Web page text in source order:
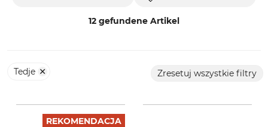
12 gefundene Artikel
Tedje Zresetuj wszystkie filtry
REKOMENDACJA